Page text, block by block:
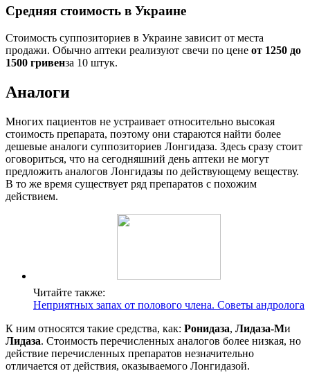
Средняя стоимость в Украине
Стоимость суппозиториев в Украине зависит от места
продажи. Обычно аптеки реализуют свечи по цене от 1250 до
1500 гривенза 10 штук.
Аналоги
Многих пациентов не устраивает относительно высокая
стоимость препарата, поэтому они стараются найти более
дешевые аналоги суппозиториев Лонгидаза. Здесь сразу стоит
оговориться, что на сегодняшний день аптеки не могут
предложить аналогов Лонгидазы по действующему веществу.
В то же время существует ряд препаратов с похожим
действием.
Читайте также:
Неприятных запах от полового члена. Советы андролога
К ним относятся такие средства, как: Ронидаза, Лидаза-Ми
Лидаза. Стоимость перечисленных аналогов более низкая, но
действие перечисленных препаратов незначительно
отличается от действия, оказываемого Лонгидазой.